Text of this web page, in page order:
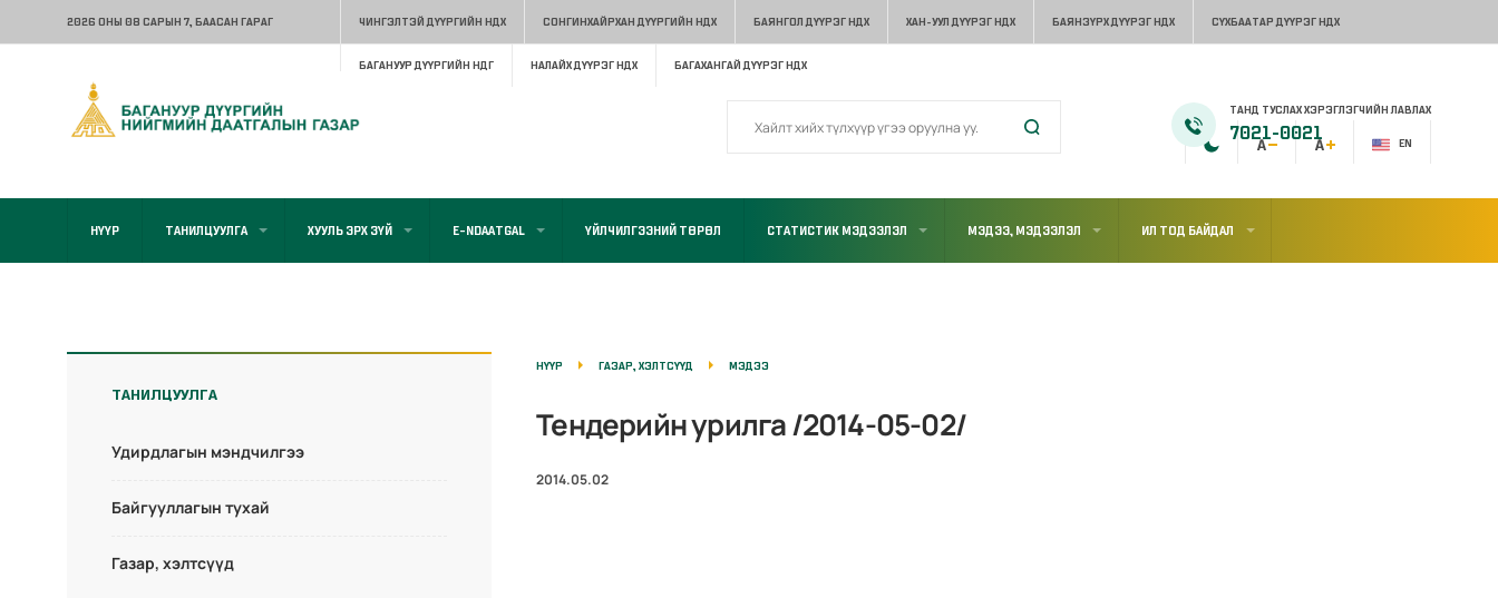
2026 ОНЫ 08 САРЫН 7, БААСАН ГАРАГ ЧИНГЭЛТЭЙ ДҮҮРГИЙН НДХ СОНГИНХАЙРХАН ДҮҮРГИЙН НДХ БАЯНГОЛ ДҮҮРЭГ НДХ ХАН-УУЛ ДҮҮРЭГ НДХ БАЯНЗҮРХ ДҮҮРЭГ НДХ СҮХБААТАР ДҮҮРЭГ НДХ
БАГАНУУР ДҮҮРГИЙН НДГ НАЛАЙХ ДҮҮРЭГ НДХ БАГАХАНГАЙ ДҮҮРЭГ НДХ
EN
ТАНД ТУСЛАХ ХЭРЭГЛЭГЧИЙН ЛАВЛАХ
7021-0021
НҮҮР ТАНИЛЦУУЛГА ХУУЛЬ ЭРХ ЗҮЙ E-NDAATGAL ҮЙЛЧИЛГЭЭНИЙ ТӨРӨЛ СТАТИСТИК МЭДЭЭЛЭЛ МЭДЭЭ, МЭДЭЭЛЭЛ ИЛ ТОД БАЙДАЛ
ТАНИЛЦУУЛГА
Удирдлагын мэндчилгээ
Байгууллагын тухай
Газар, хэлтсүүд
НҮҮР ГАЗАР, ХЭЛТСҮҮД МЭДЭЭ
Тендерийн урилга /2014-05-02/
2014.05.02